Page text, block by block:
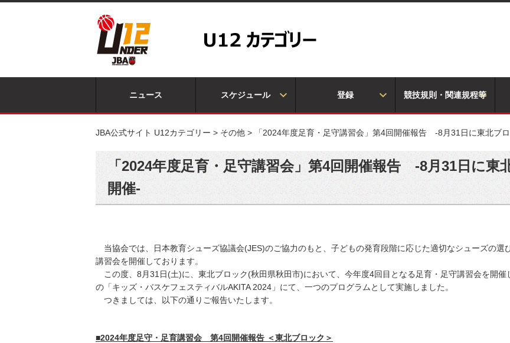
ニュース スケジュール 登録 競技規則・関連規程等
JBA公式サイト U12カテゴリー > その他 > 「2024年度足育・足守講習会」第4回開催報告 -8月31日に東北ブ
「2024年度足育・足守講習会」第4回開催報告 -8月31日に東
開催-
当協会では、日本教育シューズ協議会(JES)のご協力のもと、子どもの発育段階に応じた適切なシューズの選
講習会を開催しております。
この度、8月31日(土)に、東北ブロック(秋田県秋田市)において、今年度4回目となる足育・足守講習会を開
の「キッズ・バスケフェスティバルAKITA 2024」にて、一つのプログラムとして実施しました。
つきましては、以下の通りご報告いたします。
■2024年度足守・足育講習会 第4回開催報告 ＜東北ブロック＞